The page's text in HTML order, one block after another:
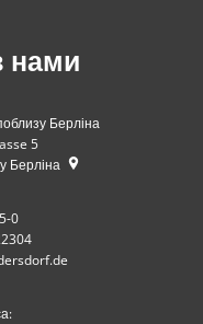
нами
Берліна
5
Берліна
0